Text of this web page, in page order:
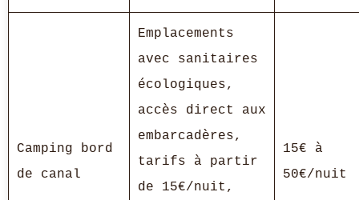
Camping bord
de canal
Emplacements
avec sanitaires
écologiques,
accès direct aux
embarcadères,
tarifs à partir
de 15€/nuit,
15€ à
50€/nuit